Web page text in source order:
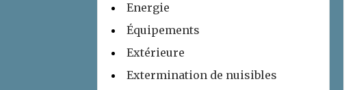
Energie
Équipements
Extérieure
Extermination de nuisibles